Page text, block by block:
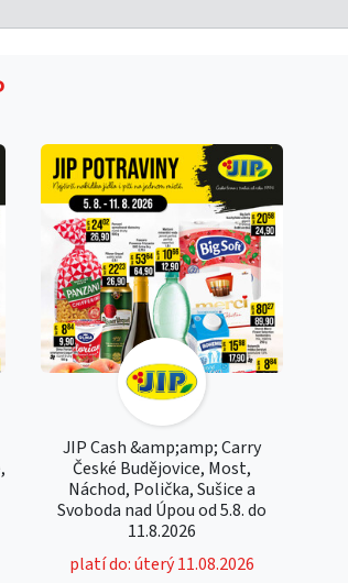
JIP Cash &amp;amp; Carry
České Budějovice, Most,
Náchod, Polička, Sušice a
Svoboda nad Úpou od 5.8. do
11.8.2026
platí do: úterý 11.08.2026